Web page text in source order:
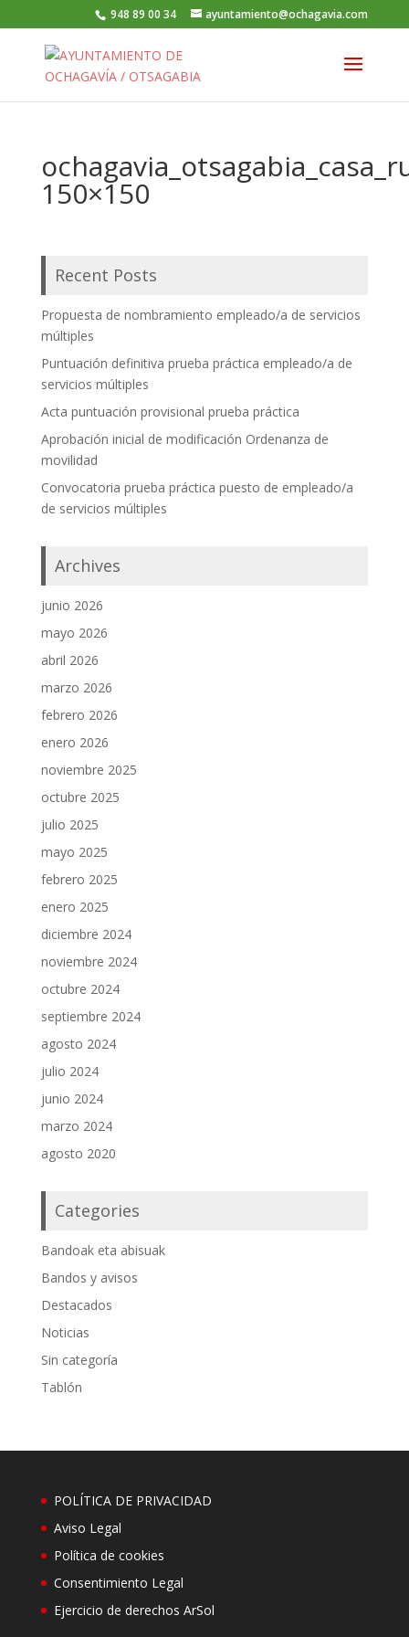
948 89 00 34 ayuntamiento@ochagavia.com
150×150
Recent Posts
Propuesta de nombramiento empleado/a de servicios
múltiples
Puntuación definitiva prueba práctica empleado/a de
servicios múltiples
Acta puntuación provisional prueba práctica
Aprobación inicial de modificación Ordenanza de
movilidad
Convocatoria prueba práctica puesto de empleado/a
de servicios múltiples
Archives
junio 2026
mayo 2026
abril 2026
marzo 2026
febrero 2026
enero 2026
noviembre 2025
octubre 2025
julio 2025
mayo 2025
febrero 2025
enero 2025
diciembre 2024
noviembre 2024
octubre 2024
septiembre 2024
agosto 2024
julio 2024
junio 2024
marzo 2024
agosto 2020
Categories
Bandoak eta abisuak
Bandos y avisos
Destacados
Noticias
Sin categoría
Tablón
POLÍTICA DE PRIVACIDAD
Aviso Legal
Política de cookies
Consentimiento Legal
Ejercicio de derechos ArSol